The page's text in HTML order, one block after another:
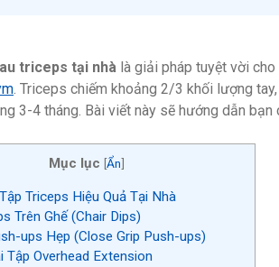
triceps tại nhà là giải pháp tuyệt vời
. Triceps chiếm khoảng 2/3 khối lượng
3-4 tháng. Bài viết này sẽ hướng dẫn bạn
Mục lục [Ẩn]
Triceps Hiệu Quả Tại Nhà
Trên Ghế (Chair Dips)
ups Hẹp (Close Grip Push-ups)
Tập Overhead Extension